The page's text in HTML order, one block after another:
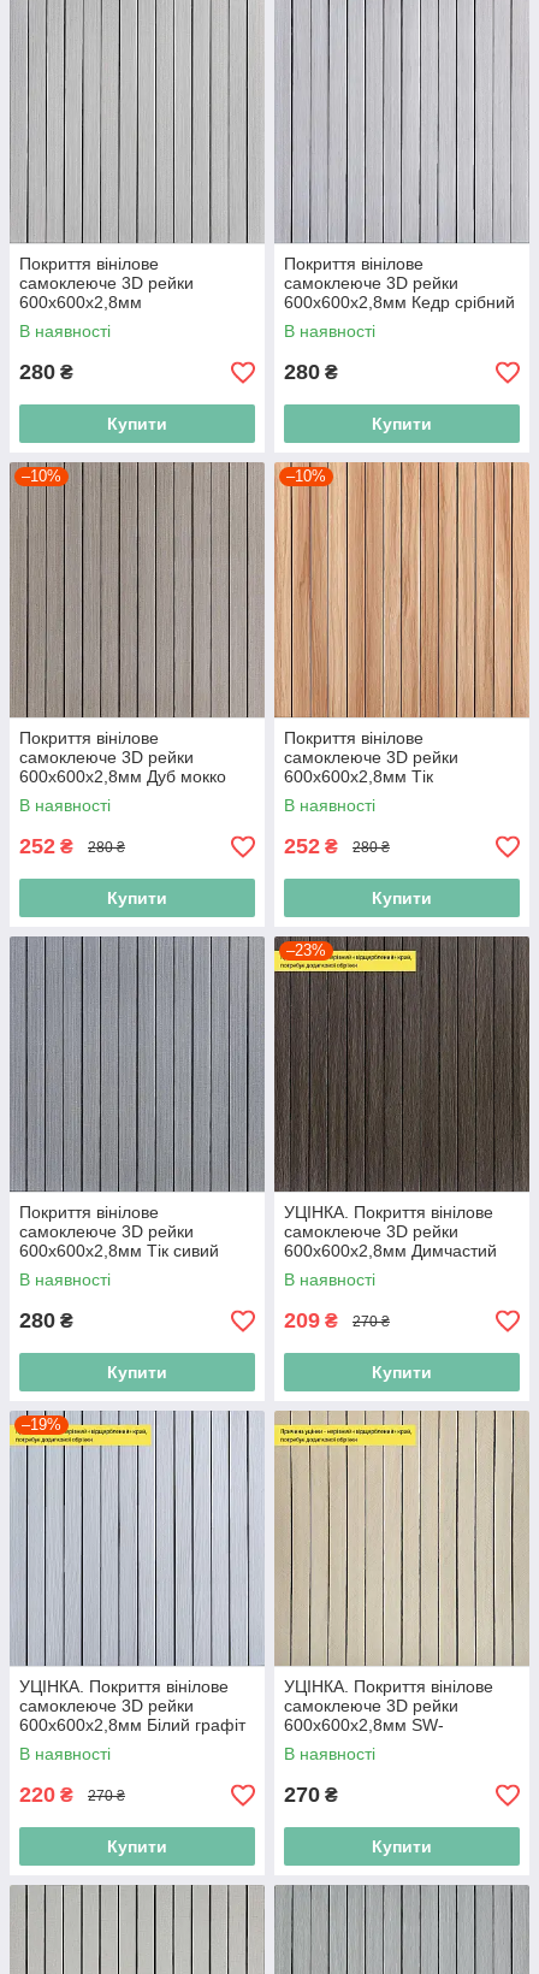
Покриття вінілове
самоклеюче 3D рейки
600х600х2,8мм
Скандинавський білий шпон
SW-00002197
В наявності
280 ₴
Купити
Покриття вінілове
самоклеюче 3D рейки
600х600х2,8мм Кедр срібний
SW-00002198
В наявності
280 ₴
Купити
–10%
Покриття вінілове
самоклеюче 3D рейки
600х600х2,8мм Дуб мокко
SW-00002201
В наявності
252 ₴ 280 ₴
Купити
–10%
Покриття вінілове
самоклеюче 3D рейки
600х600х2,8мм Тік
золотистий SW-00002203
В наявності
252 ₴ 280 ₴
Купити
Покриття вінілове
самоклеюче 3D рейки
600х600х2,8мм Тік сивий
SW-00002206
В наявності
280 ₴
Купити
–23%
УЦІНКА. Покриття вінілове
самоклеюче 3D рейки
600х600х2,8мм Димчастий
каштан SW-00002962
В наявності
209 ₴ 270 ₴
Купити
–19%
УЦІНКА. Покриття вінілове
самоклеюче 3D рейки
600х600х2,8мм Білий графіт
SW-00002963
В наявності
220 ₴ 270 ₴
Купити
УЦІНКА. Покриття вінілове
самоклеюче 3D рейки
600х600х2,8мм SW-
00002970
В наявності
270 ₴
Купити